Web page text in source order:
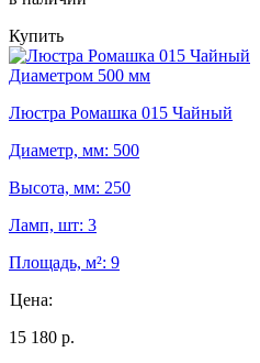
Купить
Диаметром 500 мм
Люстра Ромашка 015 Чайный
Диаметр, мм: 500
Высота, мм: 250
Ламп, шт: 3
Площадь, м²: 9
Цена:
15 180 р.